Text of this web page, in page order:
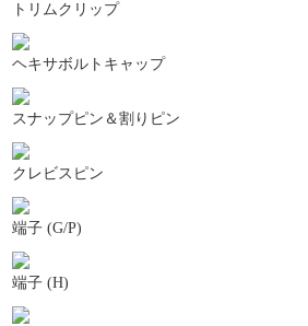
トリムクリップ
ヘキサボルトキャップ
スナップピン＆割りピン
クレビスピン
端子 (G/P)
端子 (H)